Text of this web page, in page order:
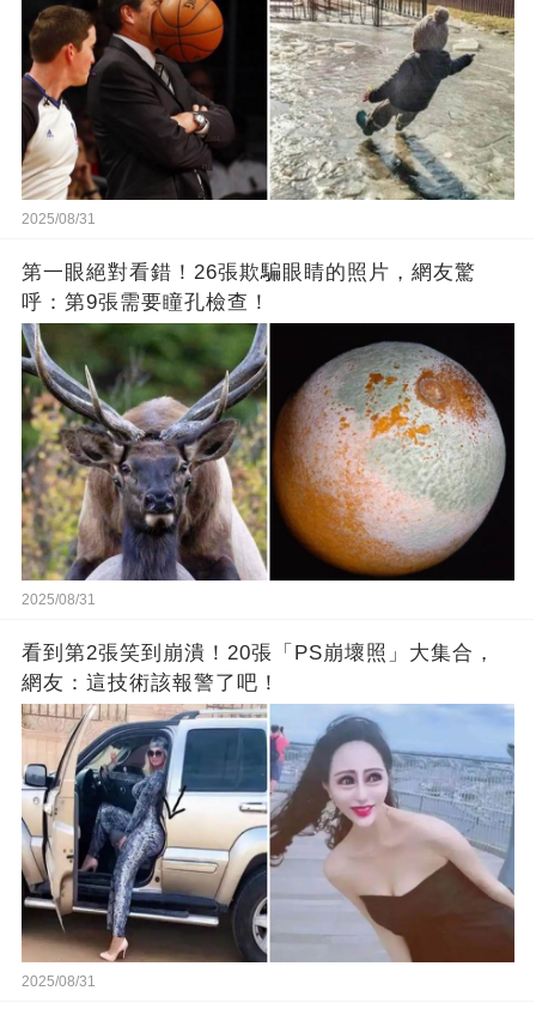
2025/08/31
第一眼絕對看錯！26張欺騙眼睛的照片，網友驚
呼：第9張需要瞳孔檢查！
2025/08/31
看到第2張笑到崩潰！20張「PS崩壞照」大集合，
網友：這技術該報警了吧！
2025/08/31